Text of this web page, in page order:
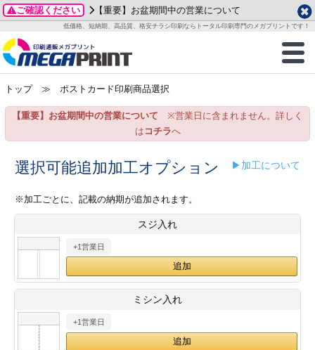
ご確認ください 【重要】お盆期間中の営業について
低価格、短納期、高品質、格安チラシ印刷ならトータル印刷専門のメガプリントです！
商品一覧
グッズ
ステッカー
ックカード印刷
業ツール印刷
＆盛り上げ印刷
ご利用ガイド
お客様へ
いて
方法
/送料について
刷
カード印刷
ックカード名刺
ムカード
型マル型印刷
ード印刷
データ作成ガイド
成前に
ガイド
加工指示ガイド
テンプレート
ード印刷
名刺印刷
ックカード
ード印刷
形マル型
一覧
わせ
り
プル請求
2026年 8月
月
火 水 木 金
土
1
3
4 5 6 7
8
15
24
25 26 27
29
土
1
2 3
9 10 11
12
14
15 16 17 18
19
26
28
29 30
トップ≫ ポストカード印刷商品選択
【重要】お盆期間中の営業について ※営業日に含まれません。詳しく
は コチラへ
選択可能追加加工オプション ▶加工について
※加工ごとに、記載の納期が追加されます。
スジ入れ
+1営業日
ミシン入れ
+1営業日